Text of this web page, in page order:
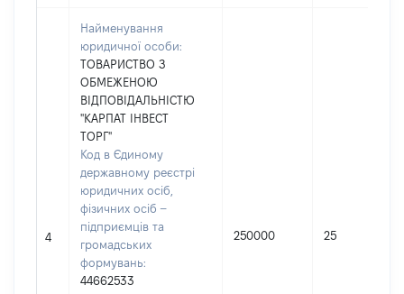
4
Найменування
юридичної особи:
ТОВАРИСТВО З
ОБМЕЖЕНОЮ
ВІДПОВІДАЛЬНІСТЮ
"КАРПАТ ІНВЕСТ
ТОРГ"
Код в Єдиному
державному реєстрі
юридичних осіб,
фізичних осіб –
підприємців та
громадських
формувань:
44662533
250000 25